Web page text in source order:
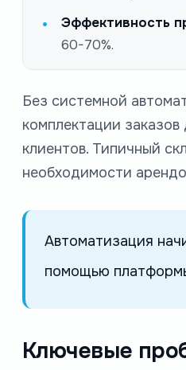
Эффективность
60-70%.
Без системной
комплектации
клиентов. Типичный
необходимости
Автоматизация
помощью
Ключевые